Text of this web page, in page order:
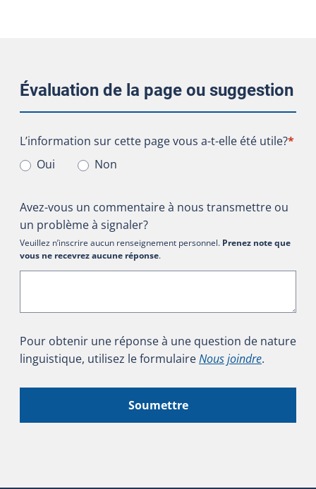
Évaluation de la page ou suggestion
L’information sur cette page vous a-t-elle été utile?
L’information sur cette page vous a-t-elle été utile?*
Oui
Non
Avez-vous un commentaire à nous transmettre ou
un problème à signaler?
Veuillez n’inscrire aucun renseignement personnel. Prenez note que
vous ne recevrez aucune réponse.
Pour obtenir une réponse à une question de nature
linguistique, utilisez le formulaireNous joindre.
Soumettre